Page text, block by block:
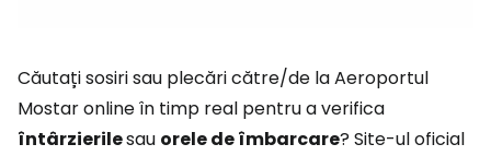
Căutați sosiri sau plecări către/de la Aeroportul
Mostar online în timp real pentru a verifica
întârzierilesau orele de îmbarcare? Site-ul oficial